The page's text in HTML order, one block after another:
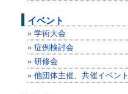
イベント
» 学術大会
» 症例検討会
» 研修会
» 他団体主催、共催イベント